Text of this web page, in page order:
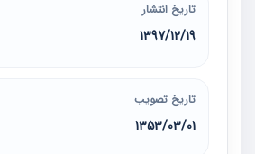
تاریخ انتشار
1397/12/19
تاریخ تصویب
1353/03/01